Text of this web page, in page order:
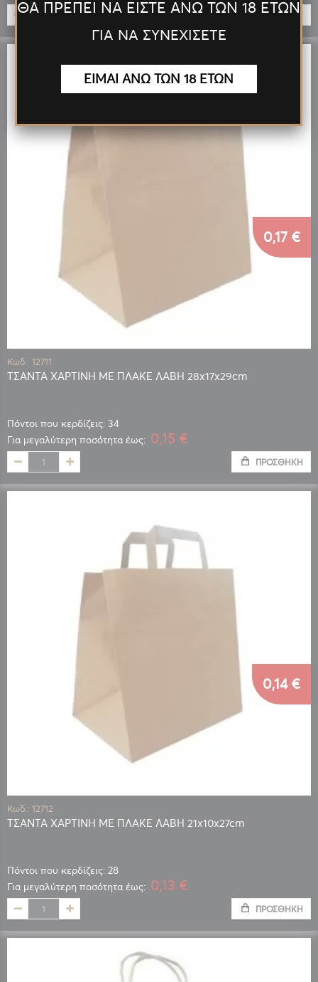
ΠΡΟΣΘΉΚΗ
Κωδ.: 12711
ΤΣΑΝΤΑ ΧΑΡΤΙΝΗ ΜΕ ΠΛΑΚΕ ΛΑΒΗ 28x17x29cm
Πόντοι που κερδίζεις: 34
0,17 €
Για μεγαλύτερη ποσότητα έως: 0,15 €
ΠΡΟΣΘΉΚΗ
Κωδ.: 12712
ΤΣΑΝΤΑ ΧΑΡΤΙΝΗ ΜΕ ΠΛΑΚΕ ΛΑΒΗ 21x10x27cm
Πόντοι που κερδίζεις: 28
0,14 €
Για μεγαλύτερη ποσότητα έως: 0,13 €
ΠΡΟΣΘΉΚΗ
ΘΑ ΠΡΕΠΕΙ ΝΑ ΕΙΣΤΕ ΑΝΩ ΤΩΝ 18 ΕΤΩΝ
ΓΙΑ ΝΑ ΣΥΝΕΧΙΣΕΤΕ
ΕΙΜΑΙ ΑΝΩ ΤΩΝ 18 ΕΤΩΝ